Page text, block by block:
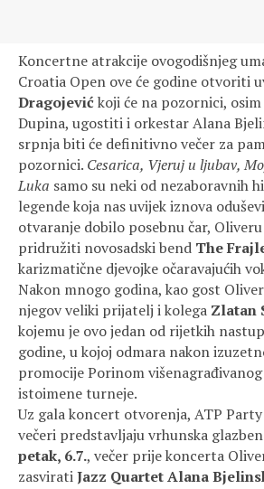
Koncertne atrakcije ovogodišnjeg
Croatia Open ove će godine otvoriti
Dragojevićkoji će na pozornici,
Dupina, ugostiti i orkestar Alana
srpnja biti će definitivno večer za
pozornici. Cesarica, Vjeruj u ljubav,
Luka samo su neki od nezaboravnih
legende koja nas uvijek iznova
otvaranje dobilo posebnu čar,
pridružiti novosadski bend The
karizmatične djevojke očaravajućih
Nakon mnogo godina, kao gost
njegov veliki prijatelj i kolega Zlatan
kojemu je ovo jedan od rijetkih
godine, u kojoj odmara nakon
promocije Porinom
istoimene turneje.
Uz gala koncert otvorenja, ATP
večeri predstavljaju vrhunska
petak, 6.7., večer prije koncerta
zasviratiJazz Quartet Alana